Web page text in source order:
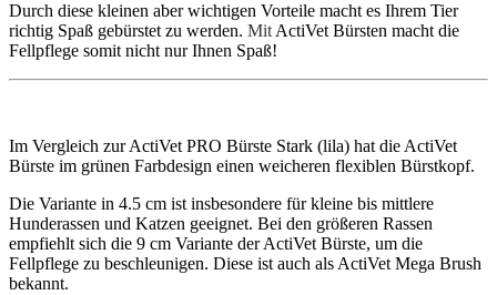
Durch diese kleinen aber wichtigen Vorteile macht es Ihrem Tier
richtig Spaß gebürstet zu werden. Mit ActiVet Bürsten macht die
Fellpflege somit nicht nur Ihnen Spaß!
Im Vergleich zur ActiVet PRO Bürste Stark (lila) hat die ActiVet
Bürste im grünen Farbdesign einen weicheren flexiblen Bürstkopf.
Die Variante in 4.5 cm ist insbesondere für kleine bis mittlere
Hunderassen und Katzen geeignet. Bei den größeren Rassen
empfiehlt sich die 9 cm Variante der ActiVet Bürste, um die
Fellpflege zu beschleunigen. Diese ist auch als ActiVet Mega Brush
bekannt.